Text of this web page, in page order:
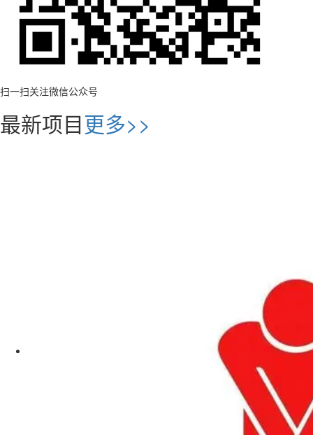
扫一扫关注微信公众号
最新项目更多>>